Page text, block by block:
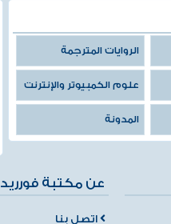
الروايات المترجمة
علوم الكمبيوتر والإنترنت
المدونة
عن مكتبة فورريد
اتصل بنا